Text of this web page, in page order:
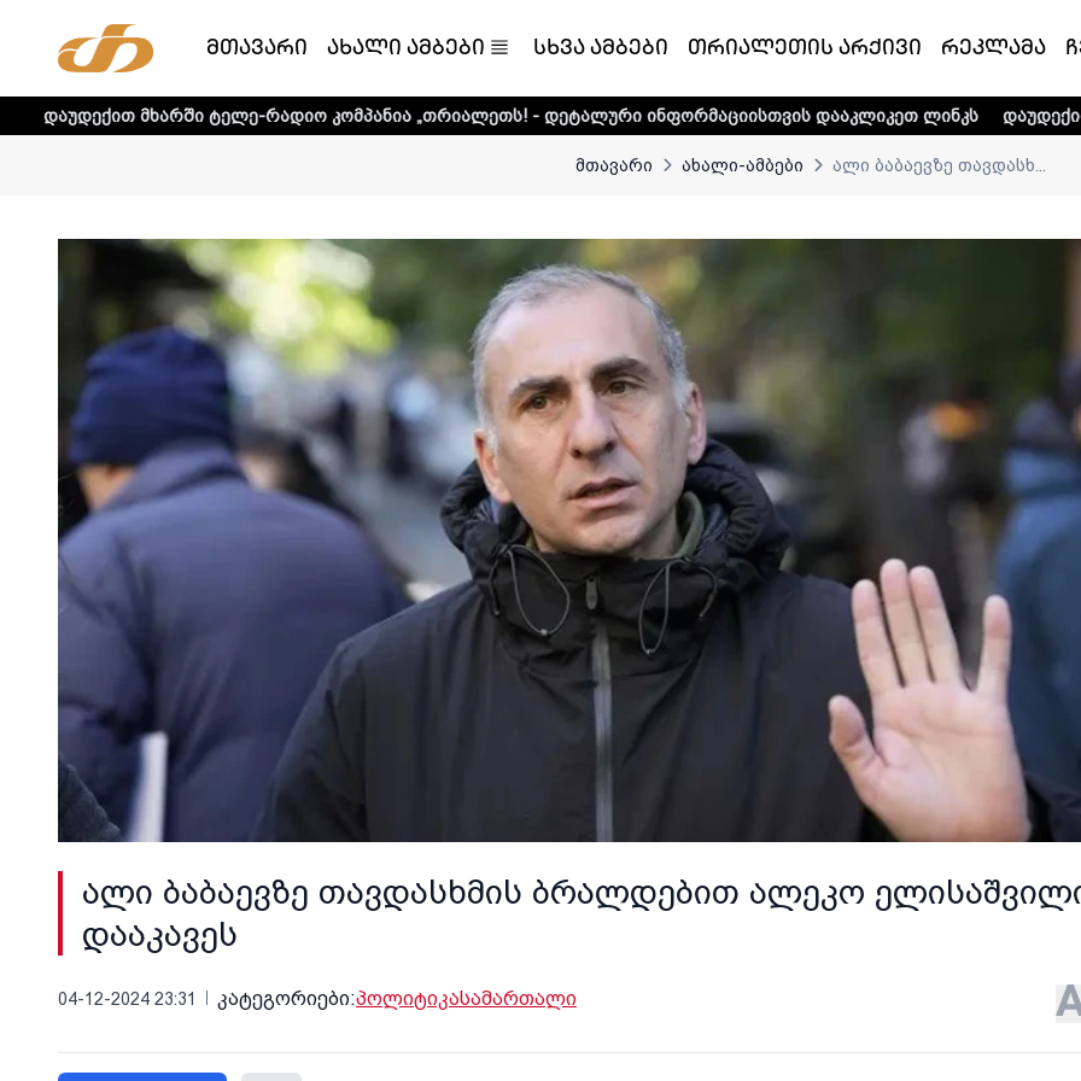
მთავარი ახალი ამბები სხვა ამბები თრიალეთის არქივი რეკლამა
ტელე-რადიო კომპანია „თრიალეთს! - დეტალური ინფორმაციისთვის დააკლიკეთ ლინკს დაუდექით მხარში
მთავარი ახალი-ამბები ალი ბაბაევზე თავდასხ...
ალი ბაბაევზე თავდასხმის ბრალდებით ალეკო
დააკავეს
04-12-2024 23:31 კატეგორიები:პოლიტიკასამართალი